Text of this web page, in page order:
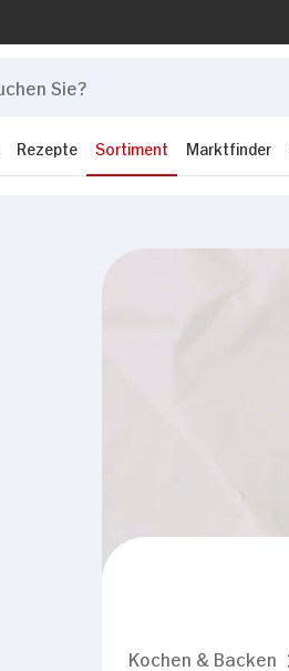
Rezepte Sortiment Marktfinder
Kochen & Backen